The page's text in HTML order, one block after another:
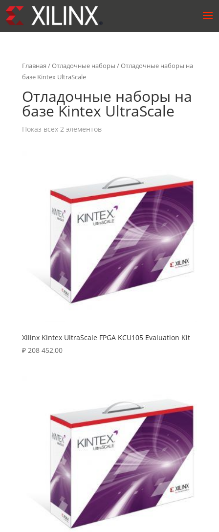
Главная /Отладочные наборы / Отладочные наборы на
базе Kintex UltraScale
Отладочные наборы на
базе Kintex UltraScale
Показ всех 2 элементов
Xilinx Kintex UltraScale FPGA KCU105 Evaluation Kit
₽208 452,00